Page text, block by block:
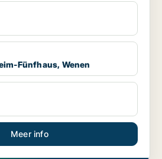
Fünfhaus, Wenen
Meer info